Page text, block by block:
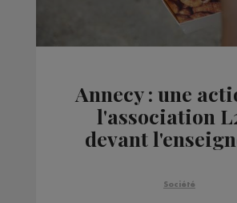
Annecy : une
l'association
devant
Société